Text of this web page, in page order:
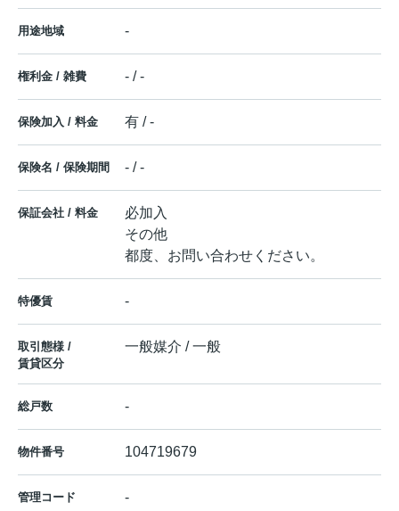
用途地域 -
権利金 / 雑費 - / -
保険加入 / 料金 有 / -
保険名 / 保険期間 - / -
保証会社 / 料金
必加入
その他
都度、お問い合わせください。
特優賃 -
取引態様 /
賃貸区分
一般媒介 / 一般
総戸数 -
物件番号 104719679
管理コード -